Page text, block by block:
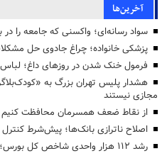
آخرین‌ها
سواد رسانه‌ای؛ واکسنی که جامعه را
پزشکی خانواده؛ چراغ جادوی حل
فرمول خنک شدن در روزهای داغ؛
هشدار پلیس تهران بزرگ به
مجازی نیستند
از نقاط ضعف همسرمان محافظت کنیم
اصلاح ناترازی بانک‌ها؛ پیش‌شرط
رشد ۱۱۲ هزار واحدی شاخص کل بورس؛ فتح قله ۵.۵ میلیون واحدی